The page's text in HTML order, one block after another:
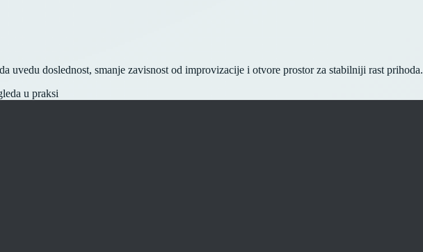
uvedu doslednost, smanje zavisnost od improvizacije i otvore prostor za stabilniji rast prihoda.
u praksi